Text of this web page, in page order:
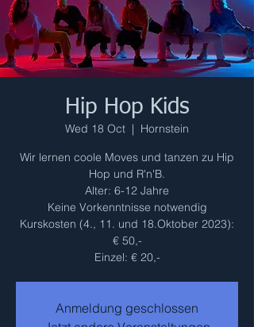
Hip Hop Kids
Wed 18 Oct
  |
Hornstein
Wir lernen coole Moves und tanzen zu Hip
Hop und R'n'B.
Alter: 6-12 Jahre
Keine Vorkenntnisse notwendig
Kurskosten (4., 11. und 18.Oktober 2023):
€ 50,-
Einzel: € 20,-
Anmeldung geschlossen